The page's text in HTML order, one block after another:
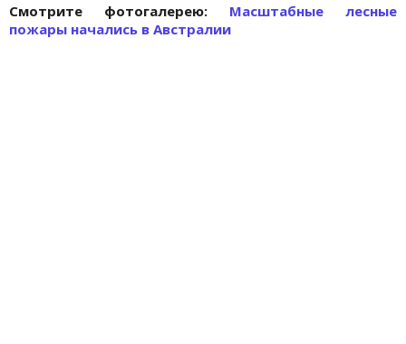
Cмотрите фотогалерею: Масштабные лесные
пожары начались в Австралии